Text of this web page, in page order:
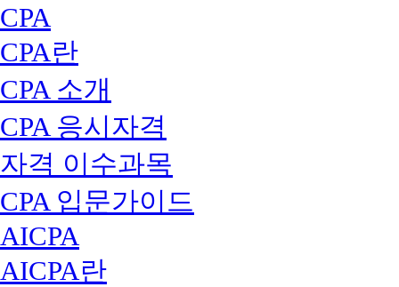
CPA
CPA란
CPA 소개
CPA 응시자격
자격 이수과목
CPA 입문가이드
AICPA
AICPA란